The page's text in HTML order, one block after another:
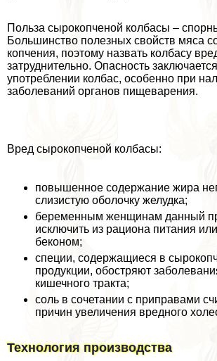
Польза сырокопченой колбасы –
Большинство полезных свойств мяса
копчения, поэтому назвать колбасу
затруднительно. Опасность
употрeблении колбас, особенно при
заболеваний органов пищеварения.
Вред сырокопченой колбасы:
повышенное содержание жира
слизистую оболочку желудка;
беременным женщинам данный
исключить из рациона питания
беконом;
специи, содержащиеся в
продукции, обостряют
кишечного тpaкта;
соль в сочетании с приправами
причин увеличения вредного
Технология производства